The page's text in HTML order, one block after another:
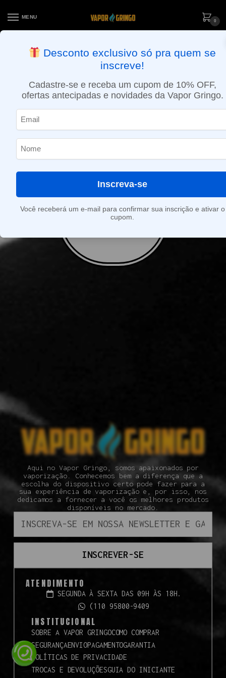
MENU
0
APROVADOS ATÉ 15:30 VIA MOTOBOY
Limão Siciliano
Aqui no Vapor Gringo, somos apaixonados por
vaporização. Conhecemos bem a diferença que a
escolha do dispositivo certo pode fazer para a
sua experiência de vaporização e, por isso, nos
dedicamos a fornecer a você os melhores produtos
disponíveis no mercado.
INSCREVER-SE
ATENDIMENTO
SEGUNDA À SEXTA DAS 09H ÀS 18H.
(110 95800-9409
INSTITUCIONAL
SOBRE A VAPOR GRINGOCOMO COMPRAR
SEGURANÇAENVIOPAGAMENTOGARANTIA
POLÍTICAS DE PRIVACIDADE
TROCAS E DEVOLUÇÕESGUIA DO INICIANTE
Desconto exclusivo só pra quem se
inscreve!
Cadastre-se e receba um cupom de 10% OFF,
ofertas antecipadas e novidades da Vapor Gringo.
Inscreva-se
Você receberá um e-mail para confirmar sua inscrição e ativar o
cupom.